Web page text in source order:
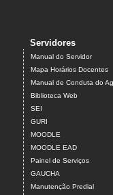
Servidores
Manual do Servidor
Mapa Horários Docentes
Manual de Conduta do
Biblioteca Web
SEI
GURI
MOODLE
MOODLE EAD
Painel de Serviços
GAUCHA
Manutenção Predial